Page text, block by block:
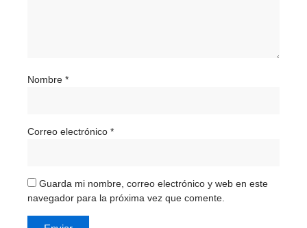
Nombre *
Correo electrónico *
Guarda mi nombre, correo electrónico y web en este
navegador para la próxima vez que comente.